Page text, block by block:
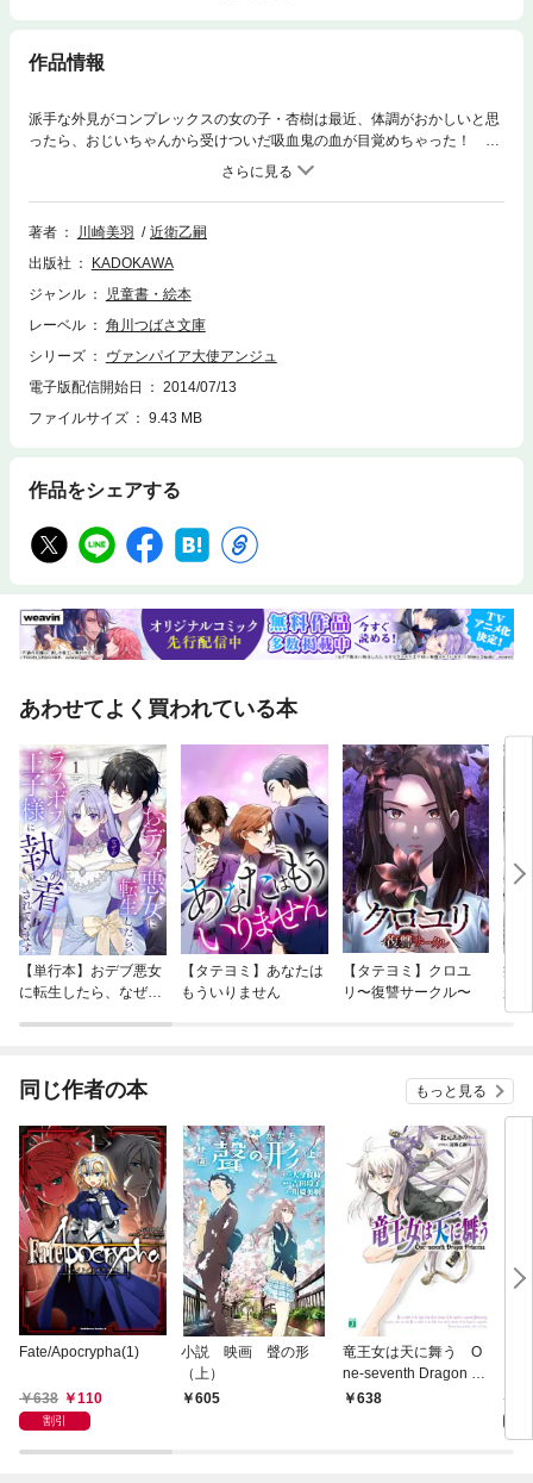
作品情報
派手な外見がコンプレックスの女の子・杏樹は最近、体調がおかしいと思
ったら、おじいちゃんから受けついだ吸血鬼の血が目覚めちゃった！ そ
こに、ふしぎな事件が。解決に乗りだす杏樹のヴァンパイア・ライフ
は…！【小学中級から ★★】
著者 川崎美羽
近衛乙嗣
出版社
KADOKAWA
ジャンル
児童書・絵本
レーベル
角川つばさ文庫
シリーズ
ヴァンパイア大使アンジュ
電子版配信開始日
2014/07/13
ファイルサイズ
9.43 MB
作品をシェアする
あわせてよく買われている本
【単行本】おデブ悪女
に転生したら、なぜか
【タテヨミ】あなたは
もういりません
【タテヨミ】クロユ
リ〜復讐サークル〜
病
が
ぎ
同じ作者の本 もっと見る
Fate/Apocrypha(1)
638 110
割引
小説 映画 聲の形
（上）
605
竜王女は天に舞う O
ne-seventh Dragon Pri
ncess
638